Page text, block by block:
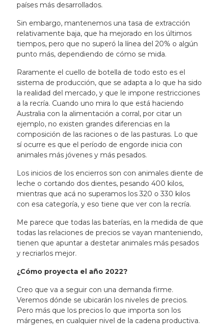
países más desarrollados.
Sin embargo, mantenemos una tasa de extracción
relativamente baja, que ha mejorado en los últimos
tiempos, pero que no superó la línea del 20% o algún
punto más, dependiendo de cómo se mida.
Raramente el cuello de botella de todo esto es el
sistema de producción, que se adapta a lo que ha sido
la realidad del mercado, y que le impone restricciones
a la recría. Cuando uno mira lo que está haciendo
Australia con la alimentación a corral, por citar un
ejemplo, no existen grandes diferencias en la
composición de las raciones o de las pasturas. Lo que
sí ocurre es que el período de engorde inicia con
animales más jóvenes y más pesados.
Los inicios de los encierros son con animales diente de
leche o cortando dos dientes, pesando 400 kilos,
mientras que acá no superamos los 320 o 330 kilos
con esa categoría, y eso tiene que ver con la recría.
Me parece que todas las baterías, en la medida de que
todas las relaciones de precios se vayan manteniendo,
tienen que apuntar a destetar animales más pesados
y recriarlos mejor.
¿Cómo proyecta el año 2022?
Creo que va a seguir con una demanda firme.
Veremos dónde se ubicarán los niveles de precios.
Pero más que los precios lo que importa son los
márgenes, en cualquier nivel de la cadena productiva.